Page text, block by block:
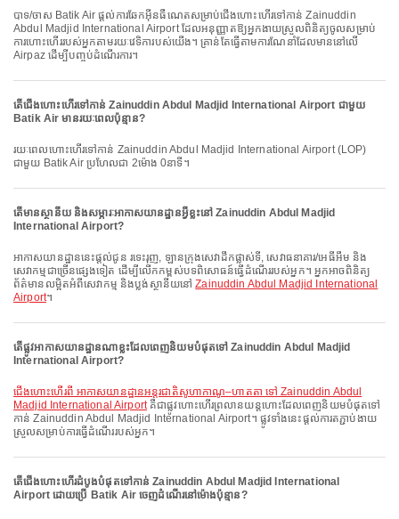
បាទ/ចាស Batik Air ផ្តល់ការឆែកអ៊ីនធឺណេតសម្រាប់ជើងហោះហើរទៅកាន់ Zainuddin
Abdul Madjid International Airport ដែលអនុញ្ញាតឱ្យអ្នកងាយស្រួលពិនិត្យចូលសម្រាប់
ការហោះហើររបស់អ្នកតាមរយៈវេទិការបស់យើង។ គ្រាន់តែធ្វើតាមការណែនាំដែលមាននៅលើ
Airpaz ដើម្បីបញ្ចប់ដំណើរការ។
តើជើងហោះហើរទៅកាន់ Zainuddin Abdul Madjid International Airport ជាមួយ
Batik Air មានរយៈពេលប៉ុន្មាន?
រយៈពេលហោះហើរទៅកាន់ Zainuddin Abdul Madjid International Airport (LOP)
ជាមួយ Batik Air ប្រហែលជា 2ម៉ោង 0នាទី។
តើមានស្ថានីយ និងសម្ភារៈអាកាសយានដ្ឋានអ្វីខ្លះនៅ Zainuddin Abdul Madjid
International Airport?
អាកាសយានដ្ឋាននេះផ្តល់ជូន រទេះរុញ, ឡានក្រុងសេវាដឹកផ្លាស់ទី, សេវាធនាគារ/អេធីអឹម និង
សេវាកម្មជាច្រើនផ្សេងទៀត ដើម្បីលើកកម្ពស់បទពិសោធន៍ធ្វើដំណើររបស់អ្នក។ អ្នកអាចពិនិត្យ
ព័ត៌មានលម្អិតអំពីសេវាកម្ម និងប្លង់ស្ថានីយនៅZainuddin Abdul Madjid International
Airport។
តើផ្លូវអាកាសយានដ្ឋានណាខ្លះដែលពេញនិយមបំផុតទៅ Zainuddin Abdul Madjid
International Airport?
ជើងហោះហើរពី អាកាសយានដ្ឋានអន្តរជាតិសូហាកាណូ–ហាតតា ទៅ Zainuddin Abdul
Madjid International Airportគឺជាផ្លូវហោះហើរព្រលានយន្តហោះដែលពេញនិយមបំផុតទៅ
កាន់ Zainuddin Abdul Madjid International Airport។ ផ្លូវទាំងនេះផ្តល់ការតភ្ជាប់ងាយ
ស្រួលសម្រាប់ការធ្វើដំណើររបស់អ្នក។
តើជើងហោះហើរដំបូងបំផុតទៅកាន់ Zainuddin Abdul Madjid International
Airport ដោយប្រើ Batik Air ចេញដំណើរនៅម៉ោងប៉ុន្មាន?